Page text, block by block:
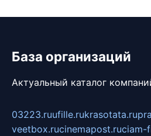
База организаций
Актуальный каталог
03223.ruufille.rukrasotata.ru
veetbox.rucinemapost.ruciam-